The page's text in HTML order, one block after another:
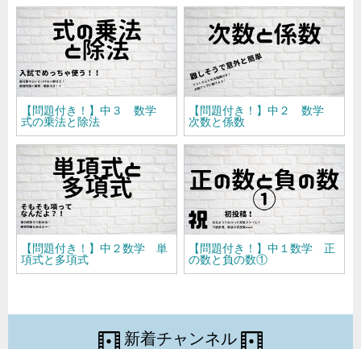
【問題付き！】中３ 数学
式の乗法と除法
【問題付き！】中２ 数学
次数と係数
【問題付き！】中２数学 単
項式と多項式
【問題付き！】中１数学 正
の数と負の数①
新着チャンネル